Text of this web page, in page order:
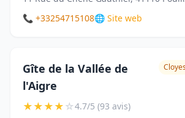
📞 +33254715108🌐 Site web
Gîte de la Vallée de
l'Aigre
★★★★☆4.7/5 (93 avis)